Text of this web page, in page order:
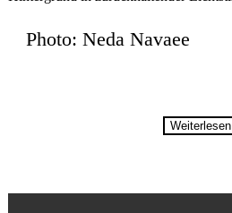
Photo: Neda Navaee
Weiterlesen